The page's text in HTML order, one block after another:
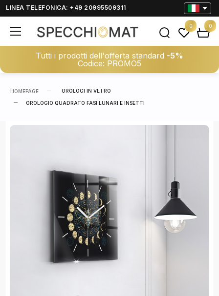
LINEA TELEFONICA: +49 20995509311
Tutti i prodotti dell'offerta standard -5%
Codice: PROMO5
0 0
HOMEPAGE OROLOGI IN VETRO
OROLOGIO QUADRATO FASI LUNARI E INSETTI